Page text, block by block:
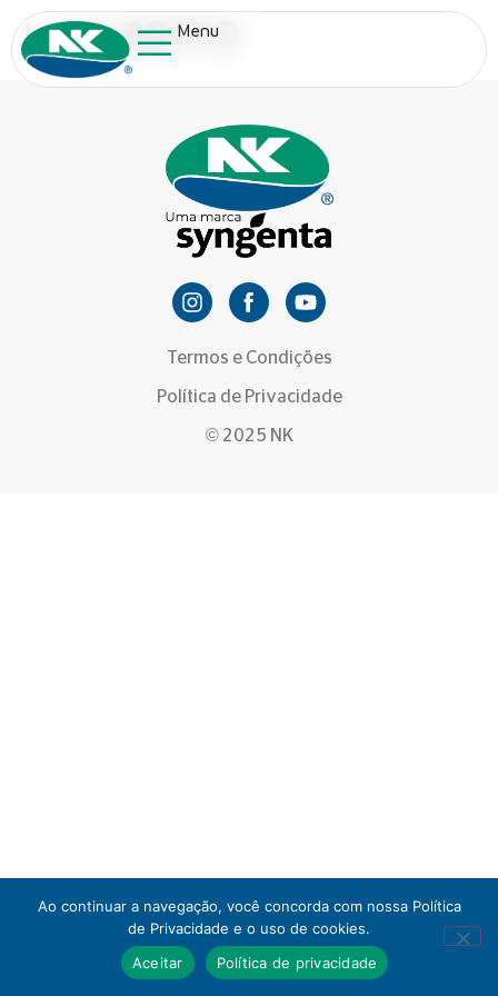
Menu
LUIZ BRITO
Termos e Condições
Política de Privacidade
© 2025 NK
Ao continuar a navegação, você concorda com nossa Política
de Privacidade e o uso de cookies.
Aceitar
Política de privacidade